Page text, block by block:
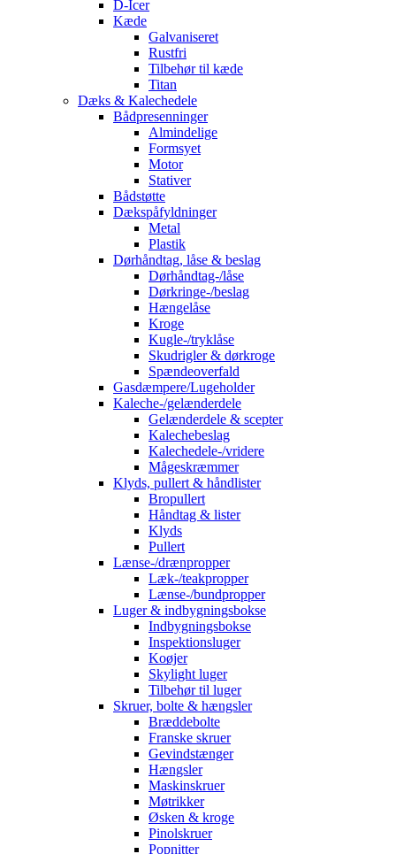
D-Icer
Kæde
Galvaniseret
Rustfri
Tilbehør til kæde
Titan
Dæks & Kalechedele
Bådpresenninger
Almindelige
Formsyet
Motor
Stativer
Bådstøtte
Dækspåfyldninger
Metal
Plastik
Dørhåndtag, låse & beslag
Dørhåndtag-/låse
Dørkringe-/beslag
Hængelåse
Kroge
Kugle-/tryklåse
Skudrigler & dørkroge
Spændeoverfald
Gasdæmpere/Lugeholder
Kaleche-/gelænderdele
Gelænderdele & scepter
Kalechebeslag
Kalechedele-/vridere
Mågeskræmmer
Klyds, pullert & håndlister
Bropullert
Håndtag & lister
Klyds
Pullert
Lænse-/drænpropper
Læk-/teakpropper
Lænse-/bundpropper
Luger & indbygningsbokse
Indbygningsbokse
Inspektionsluger
Koøjer
Skylight luger
Tilbehør til luger
Skruer, bolte & hængsler
Bræddebolte
Franske skruer
Gevindstænger
Hængsler
Maskinskruer
Møtrikker
Øsken & kroge
Pinolskruer
Popnitter